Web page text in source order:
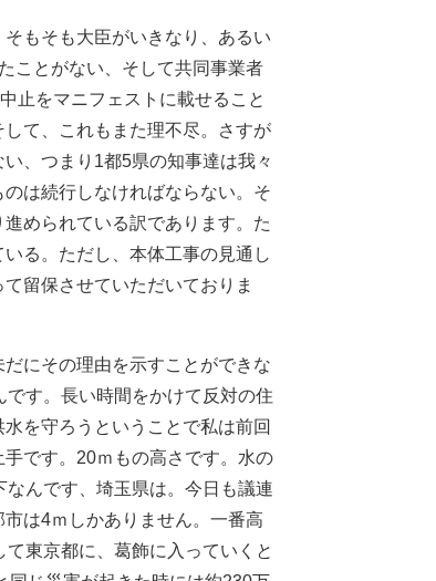
もそも大臣がいきなり、あるい
ことがない、そして共同事業者
止をマニフェストに載せること
て、これもまた理不尽。さすが
、つまり1都5県の知事達は我々
は続行しなければならない。そ
められている訳であります。た
る。ただし、本体工事の見通し
留保させていただいておりま
にその理由を示すことができな
す。長い時間をかけて反対の住
を守ろうということで私は前回
です。20ｍもの高さです。水の
んです、埼玉県は。今日も議連
は4ｍしかありません。一番高
東京都に、葛飾に入っていくと